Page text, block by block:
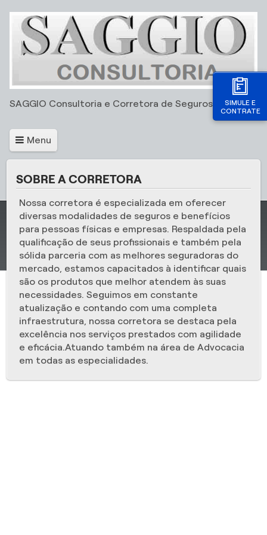
SIMULE E
CONTRATE
SAGGIO Consultoria e Corretora de Seguros Ltda
Menu
SOBRE A CORRETORA
Nossa corretora é especializada em oferecer
diversas modalidades de seguros e benefícios
para pessoas físicas e empresas. Respaldada pela
qualificação de seus profissionais e também pela
sólida parceria com as melhores seguradoras do
mercado, estamos capacitados à identificar quais
são os produtos que melhor atendem às suas
necessidades. Seguimos em constante
atualização e contando com uma completa
infraestrutura, nossa corretora se destaca pela
excelência nos serviços prestados com agilidade
e eficácia.Atuando também na área de Advocacia
em todas as especialidades.